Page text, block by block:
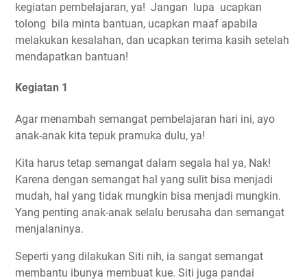
kegiatan pembelajaran, ya! Jangan lupa ucapkan
tolong bila minta bantuan, ucapkan maaf apabila
melakukan kesalahan, dan ucapkan terima kasih setelah
mendapatkan bantuan!
Kegiatan 1
Agar menambah semangat pembelajaran hari ini, ayo
anak-anak kita tepuk pramuka dulu, ya!
Kita harus tetap semangat dalam segala hal ya, Nak!
Karena dengan semangat hal yang sulit bisa menjadi
mudah, hal yang tidak mungkin bisa menjadi mungkin.
Yang penting anak-anak selalu berusaha dan semangat
menjalaninya.
Seperti yang dilakukan Siti nih, ia sangat semangat
membantu ibunya membuat kue. Siti juga pandai